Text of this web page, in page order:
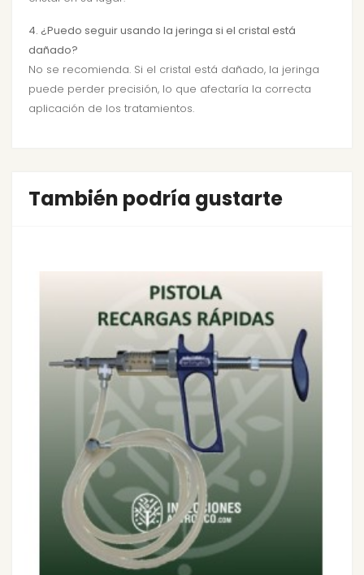
4. ¿Puedo seguir usando la jeringa si el cristal está
dañado?
No se recomienda. Si el cristal está dañado, la jeringa
puede perder precisión, lo que afectaría la correcta
aplicación de los tratamientos.
También podría gustarte